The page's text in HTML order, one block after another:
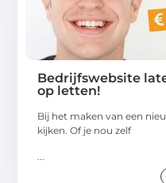
Bedrijfswebsite
op letten!
Bij het maken van een
kijken. Of je nou zelf